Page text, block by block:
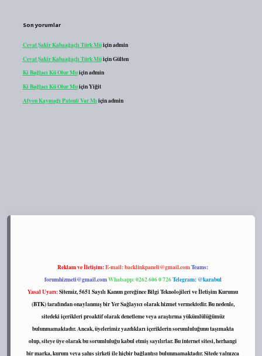
Son yorumlar
Cevat Şakir Kabaağaçlı Türk Müiçinadmin
Cevat Şakir Kabaağaçlı Türk MüiçinGülten
Ki Bağlacı Kü Olur Muiçinadmin
Ki Bağlacı Kü Olur MuiçinYiğit
Afyon Kaymağı Patenti Var Mı içinadmin
Reklam ve İletişim:E-mail:backlinkpaneli@gmail.comTeams:
forumhizmeti@gmail.comWhatsapp: 0262 606 0 726Telegram: @karabul
Yasal Uyarı:Sitemiz, 5651 Sayılı Kanun gereğince Bilgi Teknolojileri ve İletişim Kurumu
(BTK) tarafından onaylanmış bir Yer Sağlayıcı olarak hizmet vermektedir. Bu nedenle,
sitedeki içerikleri proaktif olarak denetleme veya araştırma yükümlülüğümüz
bulunmamaktadır. Ancak, üyelerimiz yazdıkları içeriklerin sorumluluğunu taşımakta
olup, siteye üye olarak bu sorumluluğu kabul etmiş sayılırlar. Bu internet sitesi, herhangi
bir marka, kurum veya şahıs şirketi ile hiçbir bağlantısı bulunmamaktadır. Sitede yalnızca